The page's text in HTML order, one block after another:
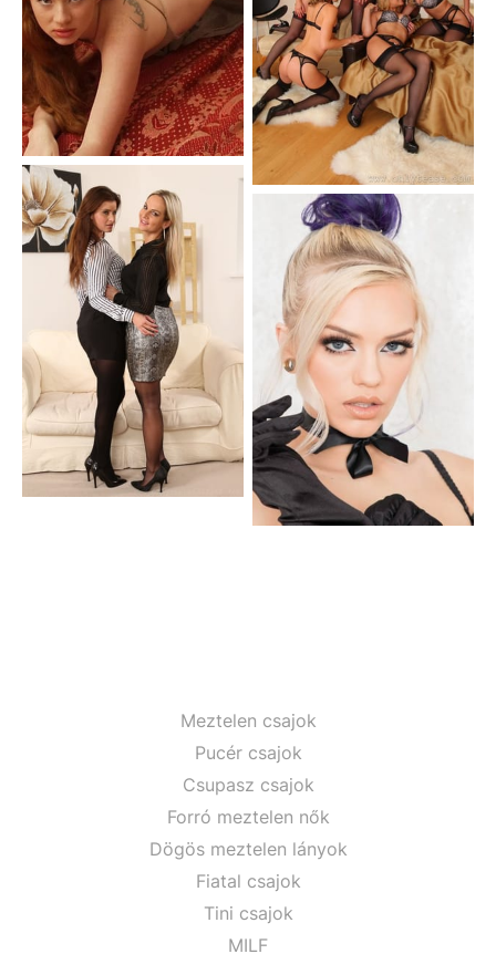
Meztelen csajok
Pucér csajok
Csupasz csajok
Forró meztelen nők
Dögös meztelen lányok
Fiatal csajok
Tini csajok
MILF